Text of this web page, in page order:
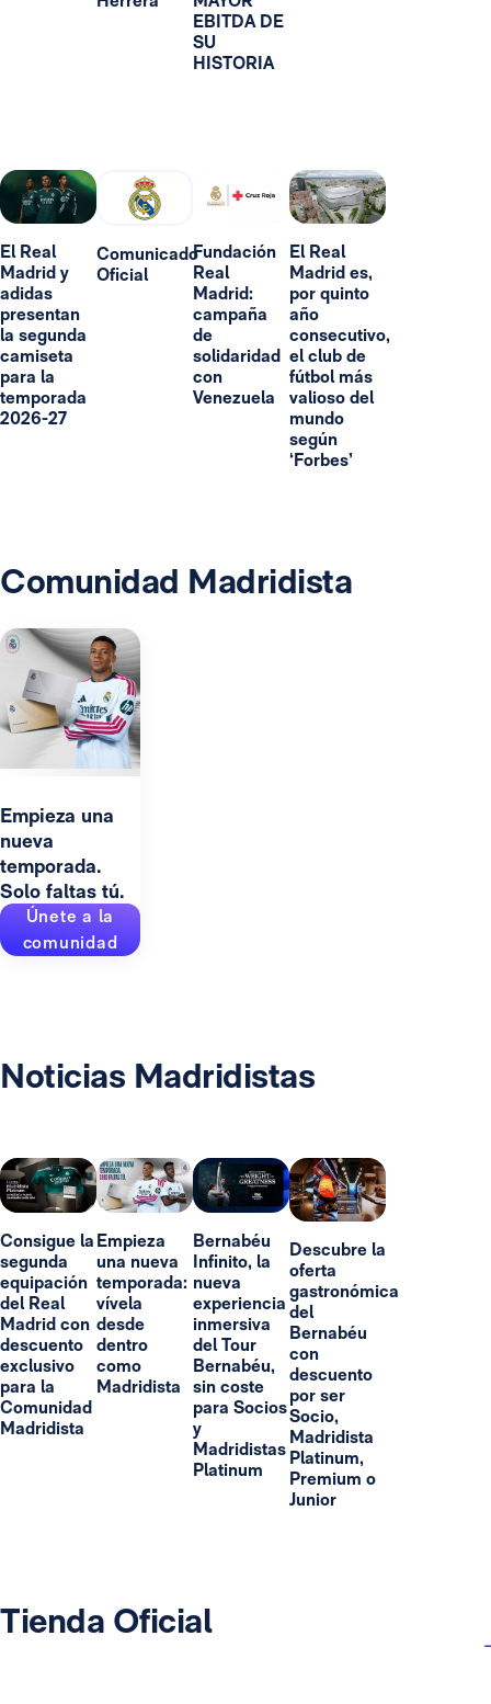
EBITDA DE
SU
HISTORIA
El Real
Madrid y
adidas
presentan
la segunda
camiseta
para la
temporada
2026-27
Comunicado
Oficial
Fundación
Real
Madrid:
campaña
de
solidaridad
con
Venezuela
El Real
Madrid es,
por quinto
año
consecutivo,
el club de
fútbol más
valioso del
mundo
según
‘Forbes’
Comunidad Madridista
Empieza una
nueva
temporada.
Solo faltas tú.
Únete a la
comunidad
Noticias Madridistas
Consigue la
segunda
equipación
del Real
Madrid con
descuento
exclusivo
para la
Comunidad
Madridista
Empieza
una nueva
temporada:
vívela
desde
dentro
como
Madridista
Bernabéu
Infinito, la
nueva
experiencia
inmersiva
del Tour
Bernabéu,
sin coste
para Socios
y
Madridistas
Platinum
Descubre la
oferta
gastronómica
del
Bernabéu
con
descuento
por ser
Socio,
Madridista
Platinum,
Premium o
Junior
Tienda Oficial